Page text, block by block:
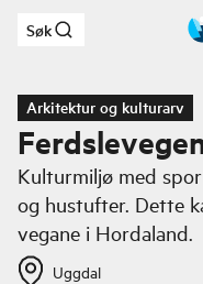
Hopp til hovedinnhold
Søk
Arkitektur og kulturarv
Kulturmiljø med
og hustufter. Dette
vegane i Hordaland.
Uggdal